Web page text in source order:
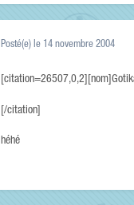
Posté(e) le 14 novembre 2004
[/citation]
héhé